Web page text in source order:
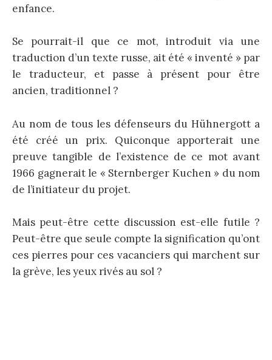
enfance.
Se pourrait-il que ce mot, introduit via une
traduction d’un texte russe, ait été « inventé » par
le traducteur, et passe à présent pour être
ancien, traditionnel ?
Au nom de tous les défenseurs du Hühnergott a
été créé un prix. Quiconque apporterait une
preuve tangible de l’existence de ce mot avant
1966 gagnerait le « Sternberger Kuchen » du nom
de l’initiateur du projet.
Mais peut-être cette discussion est-elle futile ?
Peut-être que seule compte la signification qu’ont
ces pierres pour ces vacanciers qui marchent sur
la grève, les yeux rivés au sol ?